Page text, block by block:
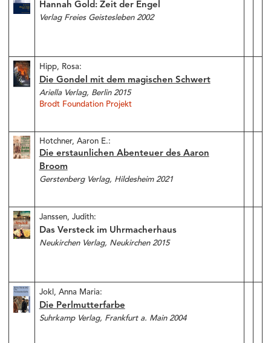
Hannah Gold: Zeit der Engel
Verlag Freies Geistesleben 2002
Hipp, Rosa:
Die Gondel mit dem magischen Schwert
Ariella Verlag, Berlin 2015
Brodt Foundation Projekt
Hotchner, Aaron E.:
Die erstaunlichen Abenteuer des Aaron
Broom
Gerstenberg Verlag, Hildesheim 2021
Janssen, Judith:
Das Versteck im Uhrmacherhaus
Neukirchen Verlag, Neukirchen 2015
Jokl, Anna Maria:
Die Perlmutterfarbe
Suhrkamp Verlag, Frankfurt a. Main 2004